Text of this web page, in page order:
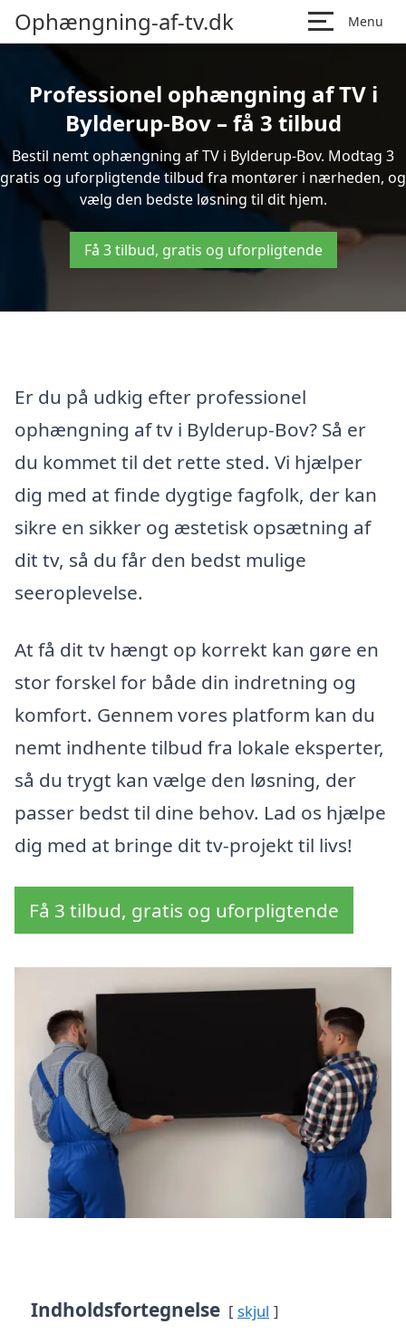
Ophængning-af-tv.dk Menu
Professionel ophængning af TV i
Bylderup-Bov – få 3 tilbud
Bestil nemt ophængning af TV i Bylderup-Bov. Modtag 3
gratis og uforpligtende tilbud fra montører i nærheden, og
vælg den bedste løsning til dit hjem.
Få 3 tilbud, gratis og uforpligtende
Er du på udkig efter professionel
ophængning af tv i Bylderup-Bov? Så er
du kommet til det rette sted. Vi hjælper
dig med at finde dygtige fagfolk, der kan
sikre en sikker og æstetisk opsætning af
dit tv, så du får den bedst mulige
seeroplevelse.
At få dit tv hængt op korrekt kan gøre en
stor forskel for både din indretning og
komfort. Gennem vores platform kan du
nemt indhente tilbud fra lokale eksperter,
så du trygt kan vælge den løsning, der
passer bedst til dine behov. Lad os hjælpe
dig med at bringe dit tv-projekt til livs!
Få 3 tilbud, gratis og uforpligtende
Indholdsfortegnelse skjul